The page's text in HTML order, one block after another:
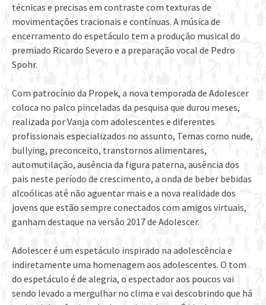
técnicas e precisas em contraste com texturas de
movimentações tracionais e contínuas. A música de
encerramento do espetáculo tem a produção musical do
premiado Ricardo Severo e a preparação vocal de Pedro
Spohr.
Com patrocínio da Propek, a nova temporada de Adolescer
coloca no palco pinceladas da pesquisa que durou meses,
realizada por Vanja com adolescentes e diferentes
profissionais especializados no assunto, Temas como nude,
bullying, preconceito, transtornos alimentares,
automutilação, ausência da figura paterna, ausência dos
pais neste período de crescimento, a onda de beber bebidas
alcoólicas até não aguentar mais e a nova realidade dos
jovens que estão sempre conectados com amigos virtuais,
ganham destaque na versão 2017 de Adolescer.
Adolescer é um espetáculo inspirado na adolescência e
indiretamente uma homenagem aos adolescentes. O tom
do espetáculo é de alegria, o espectador aos poucos vai
sendo levado a mergulhar no clima e vai descobrindo que há